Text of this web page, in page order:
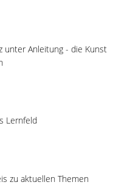
unter Anleitung - die Kunst
Lernfeld
zu aktuellen Themen